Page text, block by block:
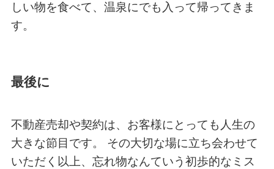
しい物を食べて、温泉にでも入って帰ってきま
す。
最後に
不動産売却や契約は、お客様にとっても人生の
大きな節目です。 その大切な場に立ち会わせて
いただく以上、忘れ物なんていう初歩的なミス